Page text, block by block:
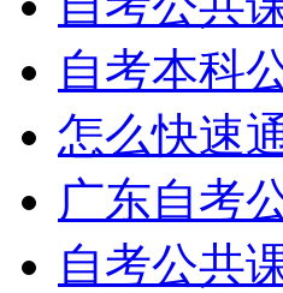
自考本科
怎么快速
广东自考
自考公共